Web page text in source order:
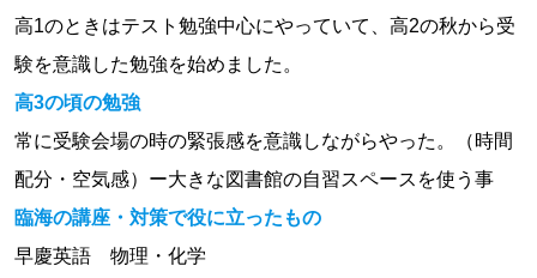
高1のときはテスト勉強中心にやっていて、高2の秋から受
験を意識した勉強を始めました。
高3の頃の勉強
常に受験会場の時の緊張感を意識しながらやった。（時間
配分・空気感）ー大きな図書館の自習スペースを使う事
臨海の講座・対策で役に立ったもの
早慶英語 物理・化学